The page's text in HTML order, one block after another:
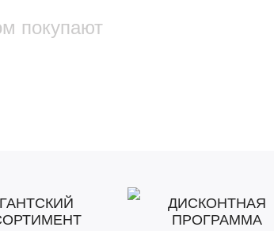
покупают
ДИСКОНТНАЯ
ПРОГРАММА